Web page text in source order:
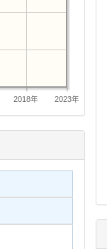
2018年 2023年